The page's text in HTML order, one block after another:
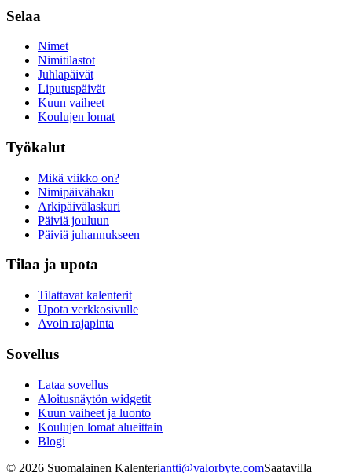
Selaa
Nimet
Nimitilastot
Juhlapäivät
Liputuspäivät
Kuun vaiheet
Koulujen lomat
Työkalut
Mikä viikko on?
Nimipäivähaku
Arkipäivälaskuri
Päiviä jouluun
Päiviä juhannukseen
Tilaa ja upota
Tilattavat kalenterit
Upota verkkosivulle
Avoin rajapinta
Sovellus
Lataa sovellus
Aloitusnäytön widgetit
Kuun vaiheet ja luonto
Koulujen lomat alueittain
Blogi
© 2026 Suomalainen Kalenteriantti@valorbyte.comSaatavilla